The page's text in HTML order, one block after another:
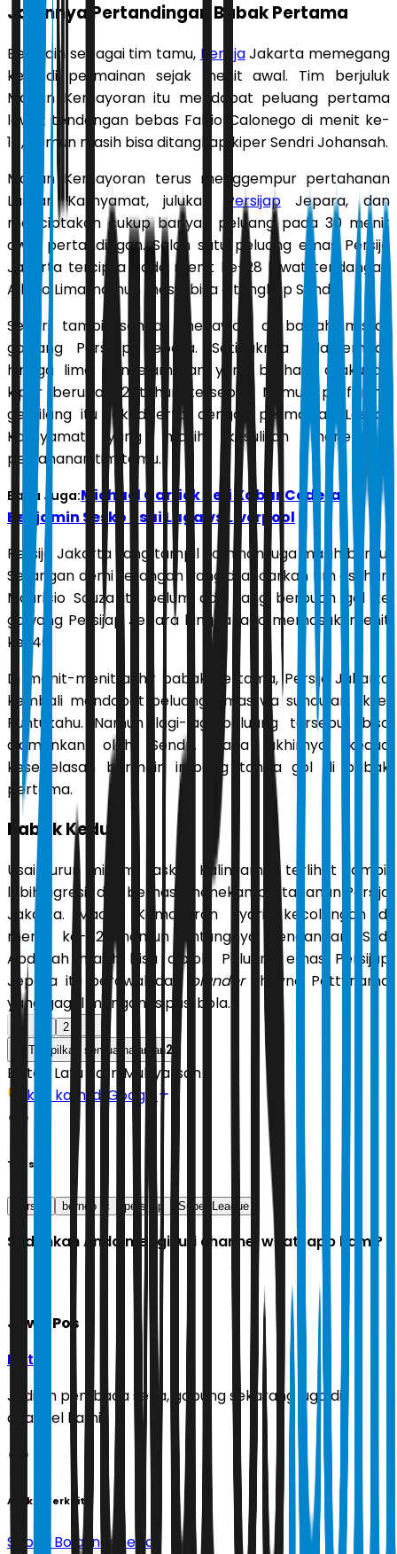
Jalannya Pertandingan Babak Pertama
Bermain sebagai tim tamu, PersijaJakarta memegang
kemudi permainan sejak menit awal. Tim berjuluk
Macan Kemayoran itu mendapat peluang pertama
lewat tendangan bebas Fabio Calonego di menit ke-
14, namun masih bisa ditangkap kiper Sendri Johansah.
Macan Kemayoran terus menggempur pertahanan
Laskar Kalinyamat, julukan PersijapJepara, dan
menciptakan cukup banyak peluang pada 30 menit
awal pertandingan. Salah satu peluang emas Persija
Jakarta tercipta pada menit ke-28 lewat tendangan
Allano Lima, namun masih bisa ditangkap Sendri.
Sendri tampil sangat menawan di bawah mistar
gawang Persijap Jepara. Setidaknya ada empat
hingga lima penyelamatan yang berhasil dilakukan
kiper berusia 32 tahun tersebut. Namun performa
gemilang itu tak disertai dengan permainan Laskar
Kalinyamat yang masih kesulitan menembus
pertahanan tim tamu.
Baca Juga:Michael Carrick Beri Kabar Cedera
Benjamin Sesko usai Laga vs Liverpool
Persija Jakarta yang tampil dominan juga masih buntu.
Serangan demi serangan yang dilancarkan tim asuhan
Mauricio Souza itu belum ada yang berbuah gol ke
gawang Persijap Jepara hingga laga memasuki menit
ke-40.
Di menit-menit akhir babak pertama, Persija Jakarta
kembali mendapat peluang emas via sundulan Eksel
Runtukahu. Namun lagi-lagi peluang tersebut bisa
diamankan oleh Sendri. Pada akhirnya, kedua
kesebelasan bermain imbang tanpa gol di babak
pertama.
Babak Kedua
Usai turun minum, Laskar Kalinyamat terlihat tampil
lebih agresif dan berhasil menekan pertahanan Persija
Jakarta. Macan Kemayoran nyaris kecolongan di
menit ke-62, namun untungnya tendangan Sudi
Abdallah masih bisa diblok. Peluang emas Persijap
Jepara itu berawal dari blunderShayne Pattynama
yang gagal mengantisipasi bola.
2
Tampilkan semua halaman2
Editor: Latu Ratri Mubyarsah
Ikuti kami di Google
Tags
persija borneo fc persijap Super League
Sudahkah Anda mengikuti channel whatsapp kami?
Jawa Pos
Ikuti
Jadilah pembaca setia, gabung sekarang juga di
channel kami!
Artikel Terkait
Sepak Bola Indonesia